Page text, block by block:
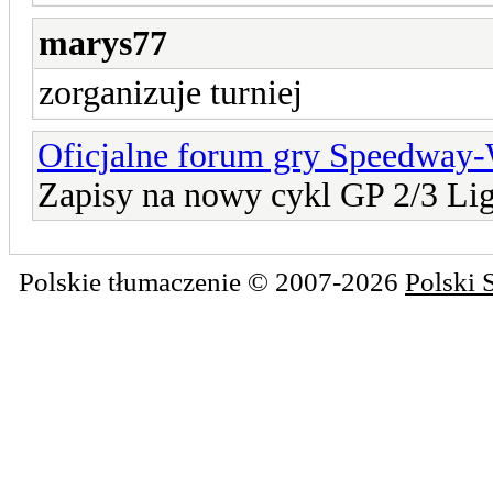
marys77
zorganizuje turniej
Oficjalne forum gry
Zapisy na nowy cykl GP 2/3
Polskie tłumaczenie © 2007-2026 Polski